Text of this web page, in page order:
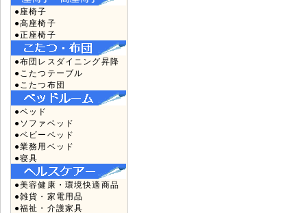
●座椅子
●高座椅子
●正座椅子
●布団レスダイニング昇降
●こたつテーブル
●こたつ布団
●ベッド
●ソファベッド
●ベビーベッド
●業務用ベッド
●寝具
●美容健康・環境快適商品
●雑貨・家電用品
●福祉・介護家具